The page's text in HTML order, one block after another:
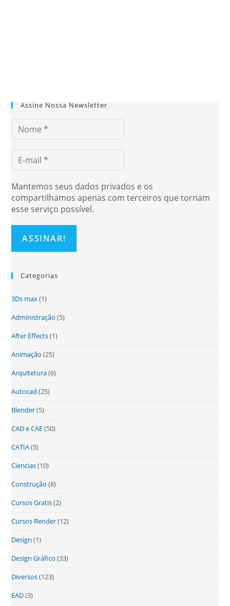
Assine Nossa Newsletter
Mantemos seus dados privados e os
compartilhamos apenas com terceiros que tornam
esse serviço possível.
Categorias
3Ds max(1)
Administração (5)
After Effects(1)
Animação (25)
Arquitetura(6)
Autocad (25)
Blender(5)
CAD e CAE(50)
CATIA(5)
Ciencias(10)
Construção (8)
Cursos Gratis(2)
Cursos Render(12)
Design (1)
Design Gráfico (33)
Diversos(123)
EAD(3)